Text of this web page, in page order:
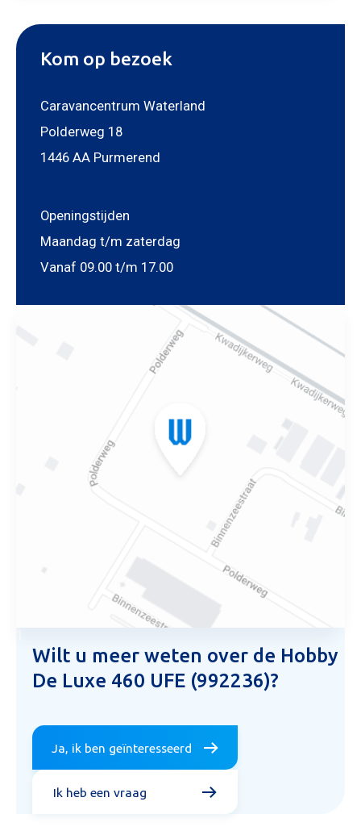
Kom op bezoek
Caravancentrum Waterland
Polderweg 18
1446 AA Purmerend
Openingstijden
Maandag t/m zaterdag
Vanaf 09.00 t/m 17.00
Wilt u meer weten over de Hobby
De Luxe 460 UFE (992236)?
Ja, ik ben geïnteresseerd
Ik heb een vraag